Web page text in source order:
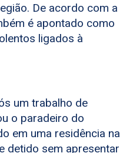
De acordo com a
é apontado como
ligados à
um trabalho de
o paradeiro do
em uma residência na
detido sem apresentar